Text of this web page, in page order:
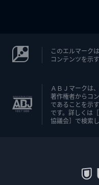
このエルマーク
コンテンツを示
ＡＢＪマークは
著作権者からコ
であることを示
です。詳しくは
協議会］で検索